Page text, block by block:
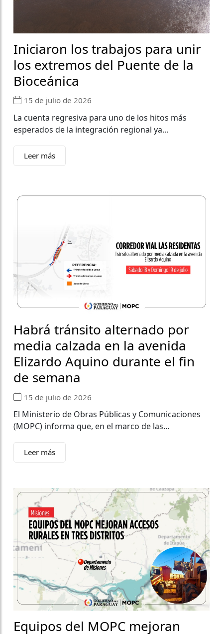
Iniciaron los trabajos para unir
los extremos del Puente de la
Bioceánica
15 de julio de 2026
La cuenta regresiva para uno de los hitos más
esperados de la integración regional ya...
Leer más
Habrá tránsito alternado por
media calzada en la avenida
Elizardo Aquino durante el fin
de semana
15 de julio de 2026
El Ministerio de Obras Públicas y Comunicaciones
(MOPC) informa que, en el marco de las...
Leer más
Equipos del MOPC mejoran